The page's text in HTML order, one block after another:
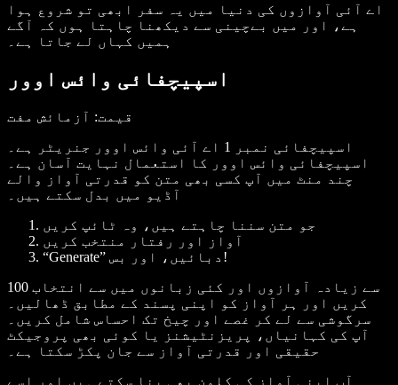
اے آئی آوازوں کی دنیا میں یہ سفر ابھی تو شروع ہوا
ہے، اور میں بےچینی سے دیکھنا چاہتا ہوں کہ آگے
ہمیں کہاں لے جاتا ہے۔
اسپیچفائی وائس اوور
قیمت: آزمائش مفت
اسپیچفائی نمبر 1 اے آئی وائس اوور جنریٹر ہے۔
اسپیچفائی وائس اوور کا استعمال نہایت آسان ہے۔
چند منٹ میں آپ کسی بھی متن کو قدرتی آواز والے
آڈیو میں بدل سکتے ہیں۔
جو متن سننا چاہتے ہیں، وہ ٹائپ کریں
آواز اور رفتار منتخب کریں
“Generate” دبائیں، اور بس!
100 سے زیادہ آوازوں اور کئی زبانوں میں سے انتخاب
کریں اور ہر آواز کو اپنی پسند کے مطابق ڈھالیں۔
سرگوشی سے لے کر غصے اور چیخ تک احساس شامل کریں۔
آپ کی کہانیاں، پریزنٹیشنز یا کوئی بھی پروجیکٹ
حقیقی اور قدرتی آواز سے جان پکڑ سکتا ہے۔
آپ اپنی آواز کی کلون بھی بنا سکتے ہیں اور اسے